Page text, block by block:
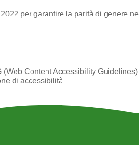
per garantire la parità di genere nel
Content Accessibility Guidelines)
di accessibilità